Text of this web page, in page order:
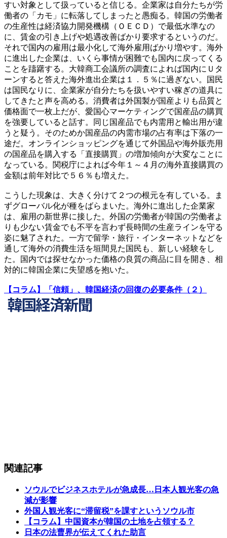
すい対象として扱っていると信じる。企業家は自分たちが労
働者の「カモ」に転落してしまったと愚痴る。韓国の労働者
の生産性は経済協力開発機構（ＯＥＣＤ）で最低水準なの
に、賃金の引き上げや処遇改善ばかり要求するというのだ。
それで国内の雇用は最小化して海外雇用ばかり増やす。海外
に進出した企業は、いくら事情が困難でも国内に戻ってくる
ことを躊躇する。大韓商工会議所の調査によれば国内にＵタ
ーンすると答えた海外進出企業は１．５％に過ぎない。国民
は国民なりに、企業家が自分たちを扱いやすい稼ぎの道具に
してきたと声を高める。消費者は外国製が国産よりも品質と
価格面で一枚上だが、愛国心マーケティングで国産品の購買
を強要していると話す。同じ国産品でも内需用と輸出用が違
うと疑う。そのためか国産品の内需市場の占有率は下落の一
途だ。オンラインショッピングを通じて外国品や海外販売用
の国産品を購入する「直接購買」の増加傾向が大変なことに
なっている。関税庁によれば今年１～４月の海外直接購買の
金額は前年対比で５６％も増えた。
こうした現象は、大きく分けて２つの根元を有している。ま
ずグローバル化が種をばらまいた。海外に進出した企業家
は、雇用の新世界に接した。外国の労働者が韓国の労働者よ
りも少ない賃金でも不平を言わず長時間の生産ラインを守る
姿に魅了された。一方で留学・旅行・インターネットなどを
通して海外の消費生活を垣間見た国民も、新しい経験をし
た。国内では探せなかった価格の良質の商品に目を開き、相
対的に韓国企業に失望感を抱いた。
【コラム】「信頼」、韓国経済の回復の必要条件（２）
関連記事
ソウルでビジネスホテルが急成長…日本人観光客の急
減が影響
外国人観光客に“滞留税”を課すというソウル市
【コラム】中国資本が韓国の土地を占領する？
日本の法曹界が伝えてくれた助言